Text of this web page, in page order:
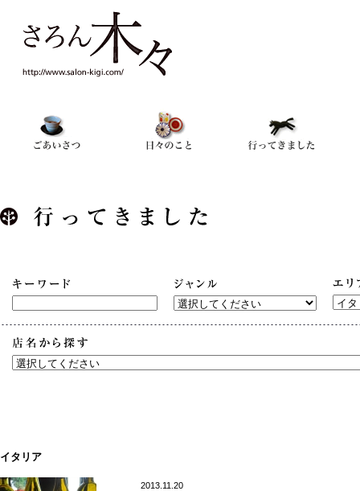
イタリア
2013.11.20